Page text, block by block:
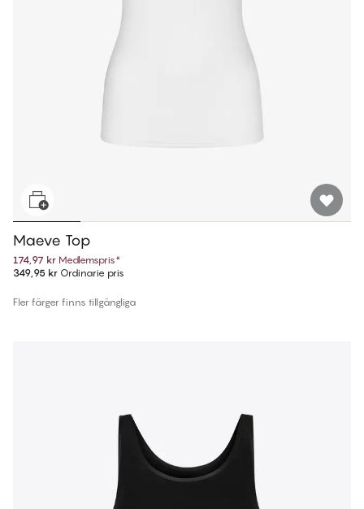
Maeve Top
174,97 kr Medlemspris*
349,95 kr Ordinarie pris
Fler färger finns tillgängliga